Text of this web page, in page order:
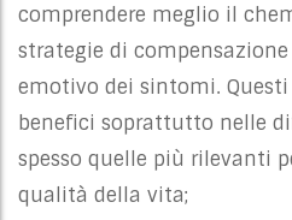
comprendere meglio il
strategie di
emotivo dei sintomi.
benefici soprattutto nelle
spesso quelle più rilevanti
qualità della vita;